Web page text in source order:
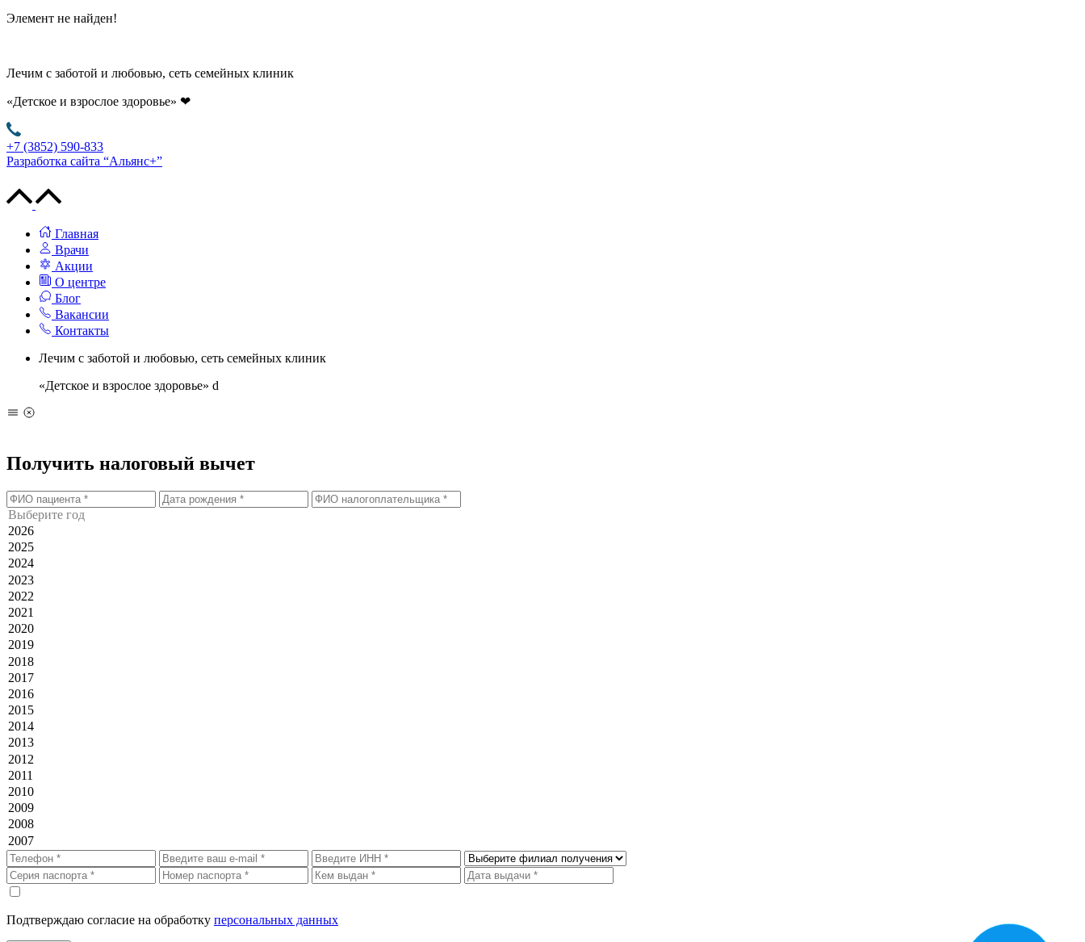
Элемент не найден!
Лечим с заботой и любовью, сеть семейных клиник
«Детское и взрослое здоровье» ❤
+7 (3852) 590-833
Разработка сайта “Альянс+”
Главная
Врачи
Акции
О центре
Блог
Вакансии
Контакты
Лечим с заботой и любовью, сеть семейных клиник
«Детское и взрослое здоровье» d
Получить налоговый вычет
Подтверждаю согласие на обработку персональных данных